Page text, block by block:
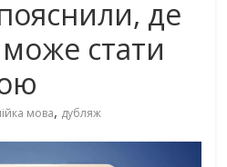
де
може стати
мова, дубляж